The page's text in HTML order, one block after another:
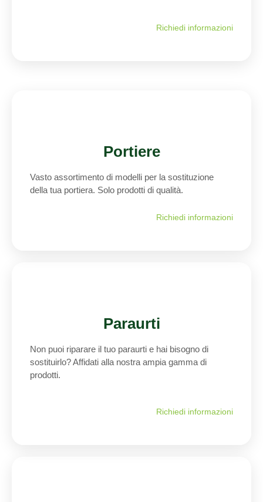
Richiedi informazioni
Portiere
Vasto assortimento di modelli per la sostituzione
della tua portiera. Solo prodotti di qualità.
Richiedi informazioni
Paraurti
Non puoi riparare il tuo paraurti e hai bisogno di
sostituirlo? Affidati alla nostra ampia gamma di
prodotti.
Richiedi informazioni